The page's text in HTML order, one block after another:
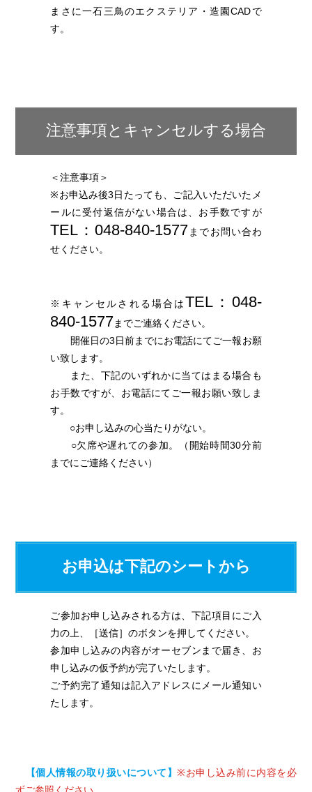
まさに一石三鳥のエクステリア・造園CADで
す。
注意事項とキャンセルする場合
＜注意事項＞
※お申込み後3日たっても、ご記入いただいたメ
ールに受付返信がない場合は、お手数ですが
TEL：048-840-1577 までお問い合わ
せください。
※キャンセルされる場合は TEL：048-
840-1577までご連絡ください。
開催日の3日前までにお電話にてご一報お願
い致します。
また、下記のいずれかに当てはまる場合も
お手数ですが、お電話にてご一報お願い致しま
す。
○お申し込みの心当たりがない。
○欠席や遅れての参加。（開始時間30分前
までにご連絡ください）
お申込は下記のシートから
ご参加お申し込みされる方は、下記項目にご入
力の上、［送信］のボタンを押してください。
参加申し込みの内容がオーセブンまで届き、お
申し込みの仮予約が完了いたします。
ご予約完了通知は記入アドレスにメール通知い
たします。
【個人情報の取り扱いについて】※お申し込み前に内容を必